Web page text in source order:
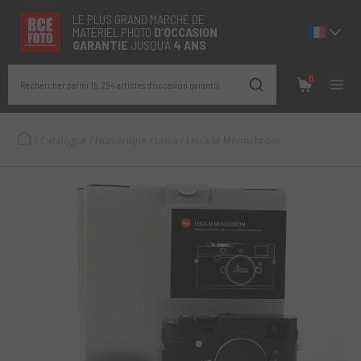
LE PLUS GRAND MARCHÉ DE
MATÉRIEL PHOTO D’OCCASION
GARANTIE JUSQU’À 4 ANS
Rechercher parmi 19.294 articles d’occasion garantis
0